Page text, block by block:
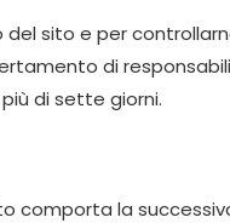
sito e per
di
di sette giorni.
comporta la